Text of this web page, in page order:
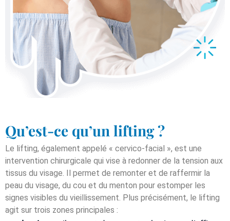
Qu’est-ce qu’un lifting ?
Le lifting, également appelé « cervico-facial », est une
intervention chirurgicale qui vise à redonner de la tension aux
tissus du visage. Il permet de remonter et de raffermir la
peau du visage, du cou et du menton pour estomper les
signes visibles du vieillissement. Plus précisément, le lifting
agit sur trois zones principales :